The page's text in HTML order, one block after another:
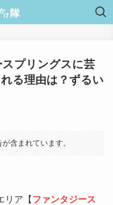
プリングスに芸
る理由は？ずるい
含まれています。
リア【 ファンタジース